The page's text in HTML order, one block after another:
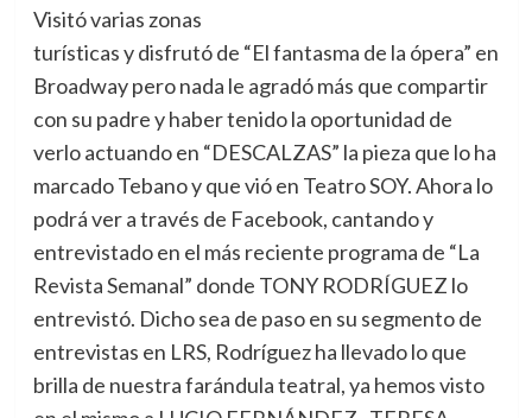
Visitó varias zonas
turísticas y disfrutó de “El fantasma de la ópera” en
Broadway pero nada le agradó más que compartir
con su padre y haber tenido la oportunidad de
verlo actuando en “DESCALZAS” la pieza que lo ha
marcado Tebano y que vió en Teatro SOY. Ahora lo
podrá ver a través de Facebook, cantando y
entrevistado en el más reciente programa de “La
Revista Semanal” donde TONY RODRÍGUEZ lo
entrevistó. Dicho sea de paso en su segmento de
entrevistas en LRS, Rodríguez ha llevado lo que
brilla de nuestra farándula teatral, ya hemos visto